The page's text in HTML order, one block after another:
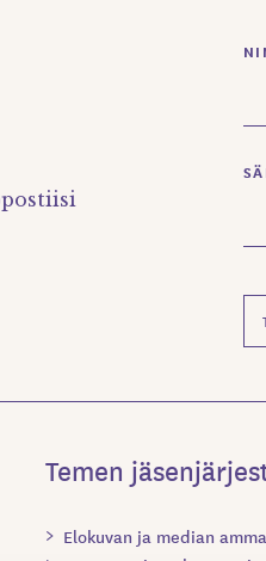
Temen
Elokuvan ja median